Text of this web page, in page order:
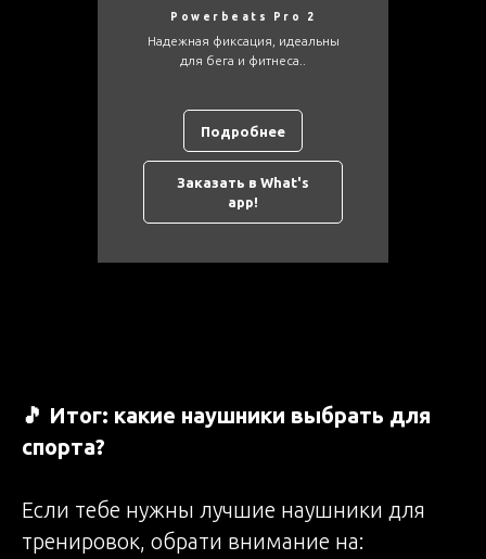
Powerbeats Pro 2
Надежная фиксация, идеальны
для бега и фитнеса..
Подробнее
Заказать в What's
app!
🎵 Итог: какие наушники выбрать для
спорта?
Если тебе нужны лучшие наушники для
тренировок, обрати внимание на: